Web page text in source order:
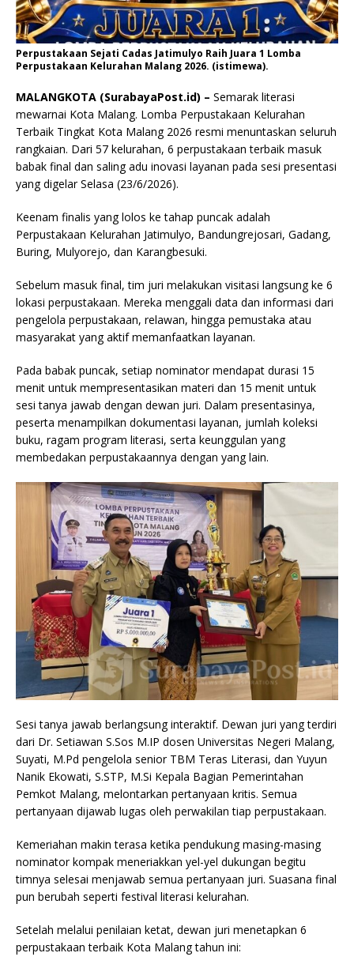
Perpustakaan Sejati Cadas Jatimulyo Raih Juara 1 Lomba
Perpustakaan Kelurahan Malang 2026. (istimewa).
MALANGKOTA (SurabayaPost.id) – Semarak literasi
mewarnai Kota Malang. Lomba Perpustakaan Kelurahan
Terbaik Tingkat Kota Malang 2026 resmi menuntaskan seluruh
rangkaian. Dari 57 kelurahan, 6 perpustakaan terbaik masuk
babak final dan saling adu inovasi layanan pada sesi presentasi
yang digelar Selasa (23/6/2026).
Keenam finalis yang lolos ke tahap puncak adalah
Perpustakaan Kelurahan Jatimulyo, Bandungrejosari, Gadang,
Buring, Mulyorejo, dan Karangbesuki.
Sebelum masuk final, tim juri melakukan visitasi langsung ke 6
lokasi perpustakaan. Mereka menggali data dan informasi dari
pengelola perpustakaan, relawan, hingga pemustaka atau
masyarakat yang aktif memanfaatkan layanan.
Pada babak puncak, setiap nominator mendapat durasi 15
menit untuk mempresentasikan materi dan 15 menit untuk
sesi tanya jawab dengan dewan juri. Dalam presentasinya,
peserta menampilkan dokumentasi layanan, jumlah koleksi
buku, ragam program literasi, serta keunggulan yang
membedakan perpustakaannya dengan yang lain.
Sesi tanya jawab berlangsung interaktif. Dewan juri yang terdiri
dari Dr. Setiawan S.Sos M.IP dosen Universitas Negeri Malang,
Suyati, M.Pd pengelola senior TBM Teras Literasi, dan Yuyun
Nanik Ekowati, S.STP, M.Si Kepala Bagian Pemerintahan
Pemkot Malang, melontarkan pertanyaan kritis. Semua
pertanyaan dijawab lugas oleh perwakilan tiap perpustakaan.
Kemeriahan makin terasa ketika pendukung masing-masing
nominator kompak meneriakkan yel-yel dukungan begitu
timnya selesai menjawab semua pertanyaan juri. Suasana final
pun berubah seperti festival literasi kelurahan.
Setelah melalui penilaian ketat, dewan juri menetapkan 6
perpustakaan terbaik Kota Malang tahun ini: